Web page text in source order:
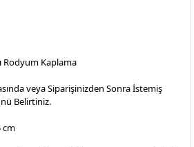
Rodyum Kaplama
veya Siparişinizden Sonra İstemiş
Belirtiniz.
cm